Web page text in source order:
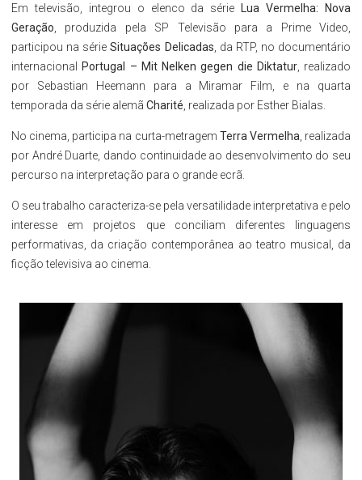
Em televisão, integrou o elenco da sérieLua Vermelha: Nova
Geração , produzida pela SP Televisão para a Prime Video,
participou na sérieSituações Delicadas , da RTP, no documentário
internacionalPortugal – Mit Nelken gegen die Diktatur, realizado
por Sebastian Heemann para a Miramar Film, e na quarta
temporada da série alemã Charité , realizada por Esther Bialas.
No cinema, participa na curta-metragem Terra Vermelha , realizada
por André Duarte, dando continuidade ao desenvolvimento do seu
percurso na interpretação para o grande ecrã.
O seu trabalho caracteriza-se pela versatilidade interpretativa e pelo
interesse em projetos que conciliam diferentes linguagens
performativas, da criação contemporânea ao teatro musical, da
ficção televisiva ao cinema.